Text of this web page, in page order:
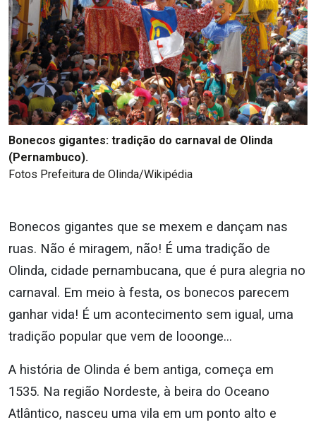
Bonecos gigantes: tradição do carnaval de Olinda
(Pernambuco).
Fotos Prefeitura de Olinda/Wikipédia
Bonecos gigantes que se mexem e dançam nas
ruas. Não é miragem, não! É uma tradição de
Olinda, cidade pernambucana, que é pura alegria no
carnaval. Em meio à festa, os bonecos parecem
ganhar vida! É um acontecimento sem igual , uma
tradição popular que vem de looonge…
A história de Olinda é bem antiga, começa em
1535. Na região Nordeste, à beira do Oceano
Atlântico, nasceu uma vila em um ponto alto e